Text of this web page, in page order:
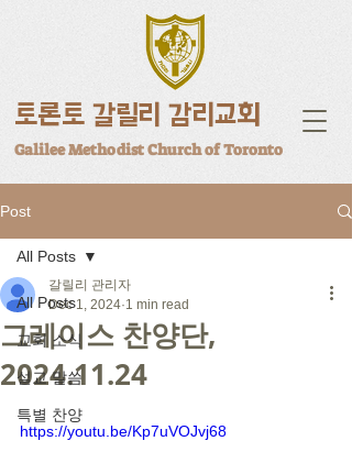
토론토 갈릴리 감리교회
Galilee Methodist Church of Toronto
Post
All Posts
교회 소식
설교 말씀
특별 찬양
All Posts
그레이스 찬양단,
2024.11.24
갈릴리 관리자
Dec 1, 2024 1 min read
https://youtu.be/Kp7uVOJvj68